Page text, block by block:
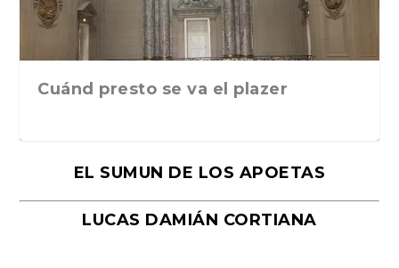
Cuánd presto se va el plazer
EL SUMUN DE LOS APOETAS
LUCAS DAMIÁN CORTIANA